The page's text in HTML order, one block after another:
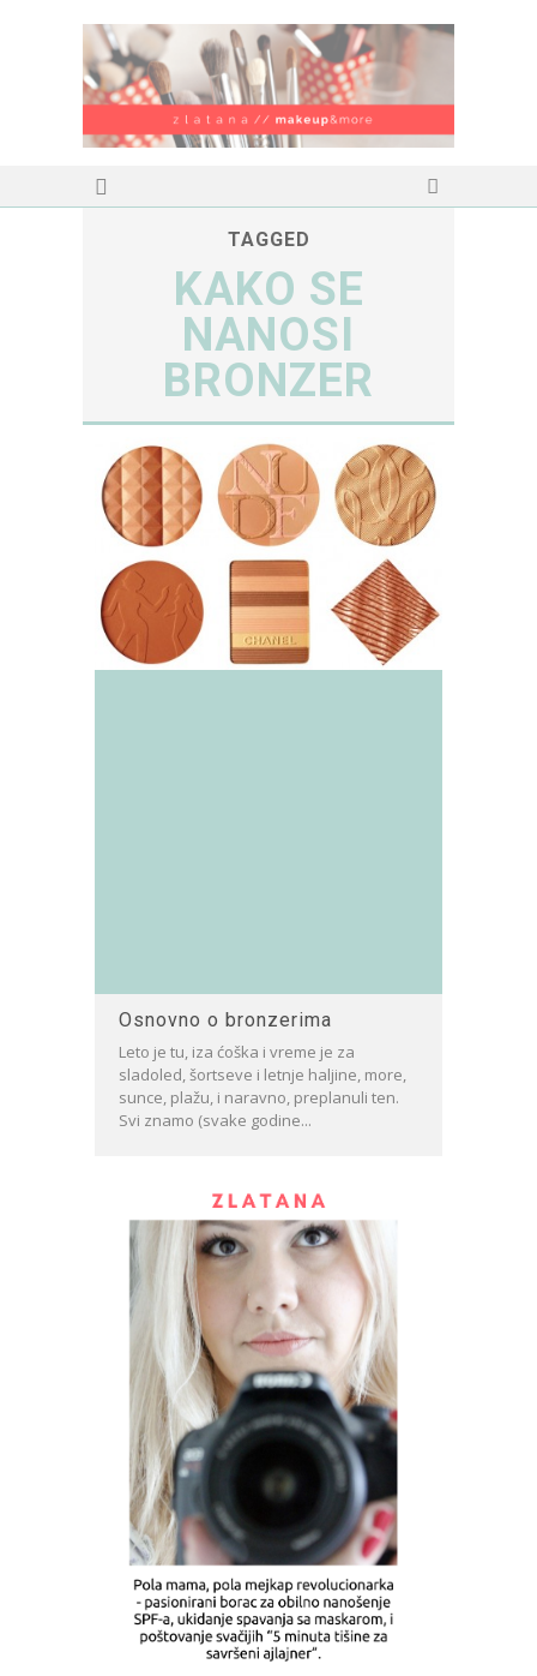
TAGGED
KAKO SE
NANOSI
BRONZER
Osnovno o bronzerima
Leto je tu, iza ćoška i vreme je za
sladoled, šortseve i letnje haljine, more,
sunce, plažu, i naravno, preplanuli ten.
Svi znamo (svake godine...